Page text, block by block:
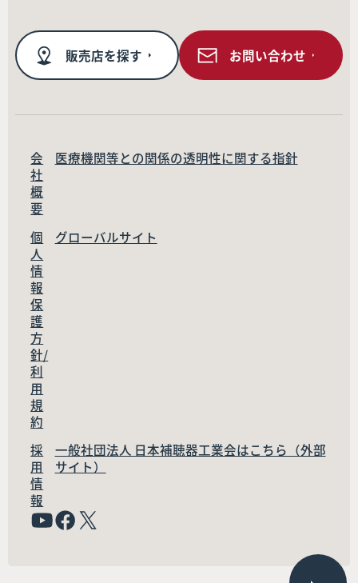
販売店を探す お問い合わせ
会
社
概
要
医療機関等との関係の透明性に関する指針
個
人
情
報
保
護
方
針/
利
用
規
約
グローバルサイト
採
用
情
報
一般社団法人 日本補聴器工業会はこちら（外部
サイト）